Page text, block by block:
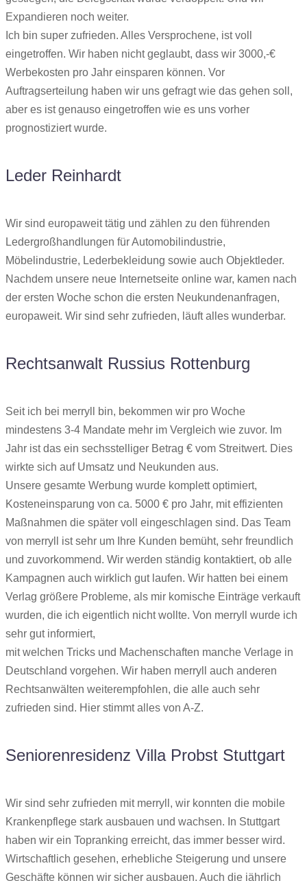
Expandieren noch weiter.
Ich bin super zufrieden. Alles Versprochene, ist voll
eingetroffen. Wir haben nicht geglaubt, dass wir 3000,-€
Werbekosten pro Jahr einsparen können. Vor
Auftragserteilung haben wir uns gefragt wie das gehen soll,
aber es ist genauso eingetroffen wie es uns vorher
prognostiziert wurde.
Leder Reinhardt
Wir sind europaweit tätig und zählen zu den führenden
Ledergroßhandlungen für Automobilindustrie,
Möbelindustrie, Lederbekleidung sowie auch Objektleder.
Nachdem unsere neue Internetseite online war, kamen nach
der ersten Woche schon die ersten Neukundenanfragen,
europaweit. Wir sind sehr zufrieden, läuft alles wunderbar.
Rechtsanwalt Russius Rottenburg
Seit ich bei merryll bin, bekommen wir pro Woche
mindestens 3-4 Mandate mehr im Vergleich wie zuvor. Im
Jahr ist das ein sechsstelliger Betrag € vom Streitwert. Dies
wirkte sich auf Umsatz und Neukunden aus.
Unsere gesamte Werbung wurde komplett optimiert,
Kosteneinsparung von ca. 5000 € pro Jahr, mit effizienten
Maßnahmen die später voll eingeschlagen sind. Das Team
von merryll ist sehr um Ihre Kunden bemüht, sehr freundlich
und zuvorkommend. Wir werden ständig kontaktiert, ob alle
Kampagnen auch wirklich gut laufen. Wir hatten bei einem
Verlag größere Probleme, als mir komische Einträge verkauft
wurden, die ich eigentlich nicht wollte. Von merryll wurde ich
sehr gut informiert,
mit welchen Tricks und Machenschaften manche Verlage in
Deutschland vorgehen. Wir haben merryll auch anderen
Rechtsanwälten weiterempfohlen, die alle auch sehr
zufrieden sind. Hier stimmt alles von A-Z.
Seniorenresidenz Villa Probst Stuttgart
Wir sind sehr zufrieden mit merryll, wir konnten die mobile
Krankenpflege stark ausbauen und wachsen. In Stuttgart
haben wir ein Topranking erreicht, das immer besser wird.
Wirtschaftlich gesehen, erhebliche Steigerung und unsere
Geschäfte können wir sicher ausbauen. Auch die jährlich